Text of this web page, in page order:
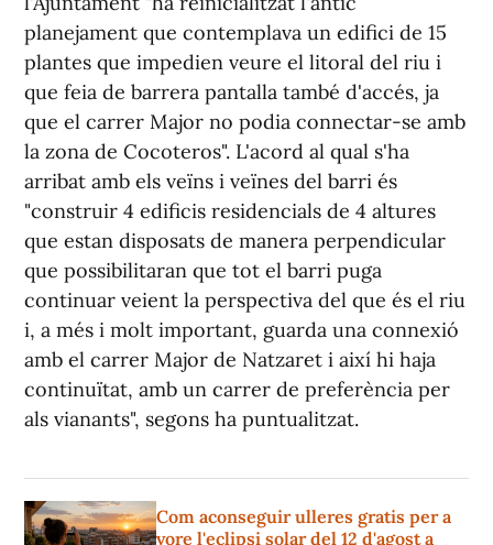
planejament que contemplava un edifici de 15
plantes que impedien veure el litoral del riu i
que feia de barrera pantalla també d'accés, ja
que el carrer Major no podia connectar-se amb
la zona de Cocoteros". L'acord al qual s'ha
arribat amb els veïns i veïnes del barri és
"construir 4 edificis residencials de 4 altures
que estan disposats de manera perpendicular
que possibilitaran que tot el barri puga
continuar veient la perspectiva del que és el riu
i, a més i molt important, guarda una connexió
amb el carrer Major de Natzaret i així hi haja
continuïtat, amb un carrer de preferència per
als vianants", segons ha puntualitzat.
Com aconseguir ulleres gratis per a
vore l'eclipsi solar del 12 d'agost a